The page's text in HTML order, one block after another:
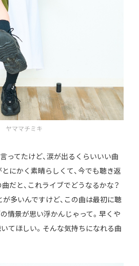
ヤママチミキ
ってたけど、涙が出るくらいいい曲
とにかく素晴らしくて、今でも聴き返
だと、これライブでどうなるかな？
多いんですけど、この曲は最初に聴
情景が思い浮かんじゃって。早くや
てほしい。そんな気持ちになれる曲